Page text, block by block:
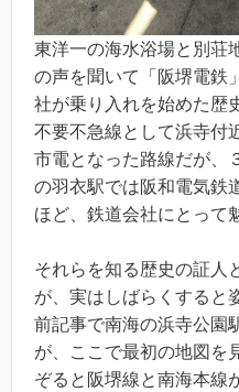
東洋一の海水浴場と別荘
の声を聞いて「阪堺電鉄
社が乗り入れを始めた歴
不要不急線として浜寺付
市電となった路線だが、
の羽衣駅では阪和電気鉄
ほど、鉄道会社にとって
それらを知る歴史の証人
が、実はしばらくすると
前記事で南海の浜寺公園
が、ここで最初の地図を
ぞると阪堺線と南海本線